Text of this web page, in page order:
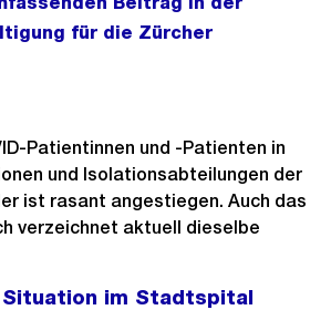
für die Zürcher
Patientinnen und -Patienten in
und Isolationsabteilungen der
ist rasant angestiegen. Auch das
verzeichnet aktuell dieselbe
im Stadtspital